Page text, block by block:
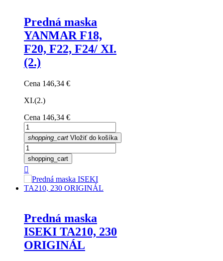
Predná maska
YANMAR F18,
F20, F22, F24/ XI.
(2.)
Cena 146,34 €
XI.(2.)
Cena 146,34 €
shopping_cart Vložiť do košíka
shopping_cart

Predná maska
ISEKI TA210, 230
ORIGINÁL